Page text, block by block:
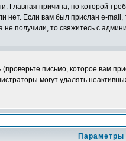
Главная причина, по которой
нет. Если вам был прислан e-
получили, то свяжитесь с
письмо, которое вам
могут удалять
Параметры